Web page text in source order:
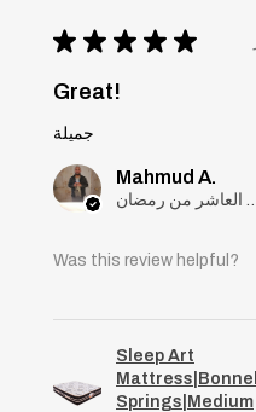
★ ★ ★ ★ ★
Great!
جميلة
Mahmud A.
Was this review helpful?
Sleep Art
Mattress|Bonnell
Springs|Medium